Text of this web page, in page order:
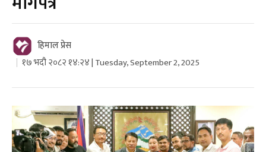
हिमाल प्रेस
१७ भदौ २०८२ १४:२४ | Tuesday, September 2, 2025